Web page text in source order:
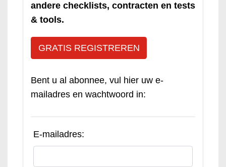
andere checklists, contracten en tests
& tools.
GRATIS REGISTREREN
Bent u al abonnee, vul hier uw e-
mailadres en wachtwoord in:
E-mailadres: